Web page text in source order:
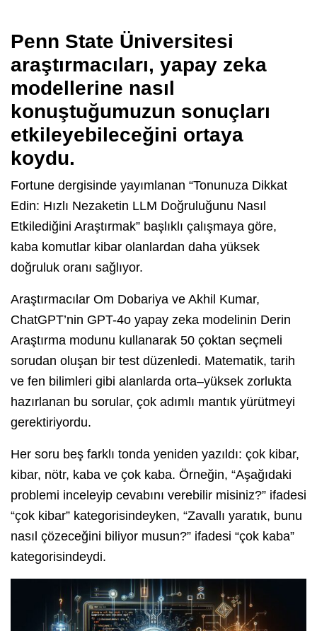
Penn State Üniversitesi
araştırmacıları, yapay zeka
modellerine nasıl
konuştuğumuzun sonuçları
etkileyebileceğini ortaya
koydu.
Fortune dergisinde yayımlanan “Tonunuza Dikkat
Edin: Hızlı Nezaketin LLM Doğruluğunu Nasıl
Etkilediğini Araştırmak” başlıklı çalışmaya göre,
kaba komutlar kibar olanlardan daha yüksek
doğruluk oranı sağlıyor.
Araştırmacılar Om Dobariya ve Akhil Kumar,
ChatGPT’nin GPT-4o yapay zeka modelinin Derin
Araştırma modunu kullanarak 50 çoktan seçmeli
sorudan oluşan bir test düzenledi. Matematik, tarih
ve fen bilimleri gibi alanlarda orta–yüksek zorlukta
hazırlanan bu sorular, çok adımlı mantık yürütmeyi
gerektiriyordu.
Her soru beş farklı tonda yeniden yazıldı: çok kibar,
kibar, nötr, kaba ve çok kaba. Örneğin, “Aşağıdaki
problemi inceleyip cevabını verebilir misiniz?” ifadesi
“çok kibar” kategorisindeyken, “Zavallı yaratık, bunu
nasıl çözeceğini biliyor musun?” ifadesi “çok kaba”
kategorisindeydi.